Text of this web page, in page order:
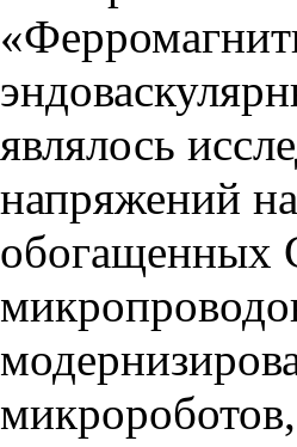
являлось
напряжений
обогащенных